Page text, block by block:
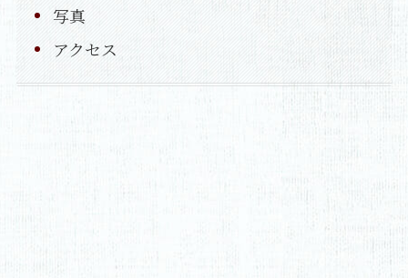
写真
アクセス